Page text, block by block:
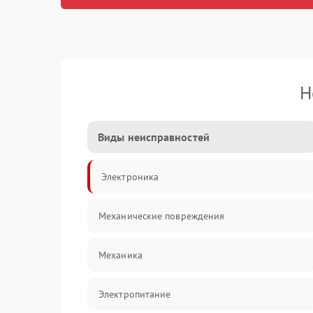
Виды неисправностей
Электроника
Механические повреждения
Механика
Электропитание